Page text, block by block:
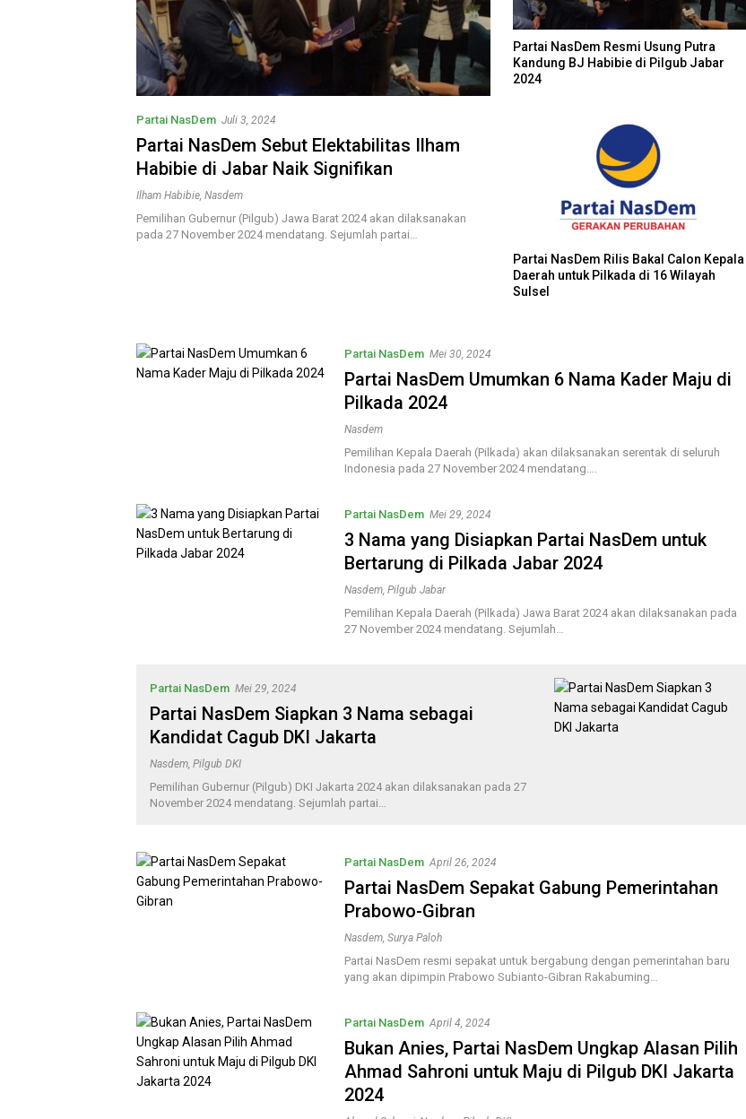
Partai NasDem Juli 3, 2024
Partai NasDem Sebut Elektabilitas Ilham
Habibie di Jabar Naik Signifikan
Ilham Habibie Nasdem
Pemilihan Gubernur (Pilgub) Jawa Barat 2024 akan dilaksanakan
pada 27 November 2024 mendatang. Sejumlah partai…
Partai NasDem Resmi Usung Putra
Kandung BJ Habibie di Pilgub Jabar
2024
Partai NasDem Rilis Bakal Calon Kepala
Daerah untuk Pilkada di 16 Wilayah
Sulsel
Partai NasDem Mei 30, 2024
Partai NasDem Umumkan 6 Nama Kader Maju di
Pilkada 2024
Nasdem
Pemilihan Kepala Daerah (Pilkada) akan dilaksanakan serentak di seluruh
Indonesia pada 27 November 2024 mendatang….
Partai NasDem Mei 29, 2024
3 Nama yang Disiapkan Partai NasDem untuk
Bertarung di Pilkada Jabar 2024
Nasdem, Pilgub Jabar
Pemilihan Kepala Daerah (Pilkada) Jawa Barat 2024 akan dilaksanakan pada
27 November 2024 mendatang. Sejumlah…
Partai NasDem Mei 29, 2024
Partai NasDem Siapkan 3 Nama sebagai
Kandidat Cagub DKI Jakarta
Nasdem, Pilgub DKI
Pemilihan Gubernur (Pilgub) DKI Jakarta 2024 akan dilaksanakan pada 27
November 2024 mendatang. Sejumlah partai…
Partai NasDem April 26, 2024
Partai NasDem Sepakat Gabung Pemerintahan
Prabowo-Gibran
Nasdem, Surya Paloh
Partai NasDem resmi sepakat untuk bergabung dengan pemerintahan baru
yang akan dipimpin Prabowo Subianto-Gibran Rakabuming…
Partai NasDem April 4, 2024
Bukan Anies, Partai NasDem Ungkap Alasan Pilih
Ahmad Sahroni untuk Maju di Pilgub DKI Jakarta
2024